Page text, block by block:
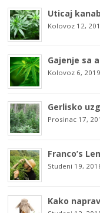
Uticaj
Kolovoz 12,
Gajenje sa
Kolovoz 6, 2019
Gerlisko
Prosinac 17,
Franco’s
Studeni 19,
Kako